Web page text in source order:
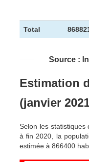
Total
Source :
Estimation
(janvier
Selon les statistiques
à fin 2020, la
estimée à 866400